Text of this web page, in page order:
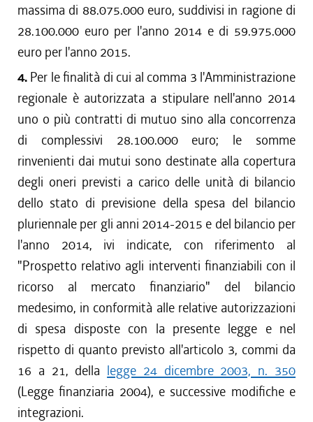
massima di 88.075.000 euro, suddivisi in ragione di
28.100.000 euro per l'anno 2014 e di 59.975.000
euro per l'anno 2015.
4. Per le finalità di cui al comma 3 l'Amministrazione
regionale è autorizzata a stipulare nell'anno 2014
uno o più contratti di mutuo sino alla concorrenza
di complessivi 28.100.000 euro; le somme
rinvenienti dai mutui sono destinate alla copertura
degli oneri previsti a carico delle unità di bilancio
dello stato di previsione della spesa del bilancio
pluriennale per gli anni 2014-2015 e del bilancio per
l'anno 2014, ivi indicate, con riferimento al
"Prospetto relativo agli interventi finanziabili con il
ricorso al mercato finanziario" del bilancio
medesimo, in conformità alle relative autorizzazioni
di spesa disposte con la presente legge e nel
rispetto di quanto previsto all'articolo 3, commi da
16 a 21, della legge 24 dicembre 2003, n. 350
(Legge finanziaria 2004), e successive modifiche e
integrazioni.